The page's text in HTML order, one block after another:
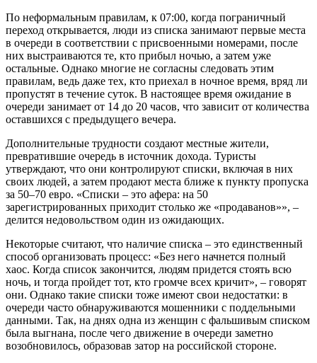
По неформальным правилам, к 07:00, когда пограничный
переход открывается, люди из списка занимают первые места
в очереди в соответствии с присвоенными номерами, после
них выстраиваются те, кто прибыл ночью, а затем уже
остальные. Однако многие не согласны следовать этим
правилам, ведь даже тех, кто приехал в ночное время, вряд ли
пропустят в течение суток. В настоящее время ожидание в
очереди занимает от 14 до 20 часов, что зависит от количества
оставшихся с предыдущего вечера.
Дополнительные трудности создают местные жители,
превратившие очередь в источник дохода. Туристы
утверждают, что они контролируют списки, включая в них
своих людей, а затем продают места ближе к пункту пропуска
за 50–70 евро. «Списки – это афера: на 50
зарегистрированных приходит столько же «продаванов»», –
делится недовольством один из ожидающих.
Некоторые считают, что наличие списка – это единственный
способ организовать процесс: «Без него начнется полный
хаос. Когда список закончится, людям придется стоять всю
ночь, и тогда пройдет тот, кто громче всех кричит», – говорят
они. Однако такие списки тоже имеют свои недостатки: в
очереди часто обнаруживаются мошенники с поддельными
данными. Так, на днях одна из женщин с фальшивым списком
была выгнана, после чего движение в очереди заметно
возобновилось, образовав затор на российской стороне.